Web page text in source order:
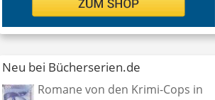
Neu bei Bücherserien.de
Romane von den Krimi-Cops in